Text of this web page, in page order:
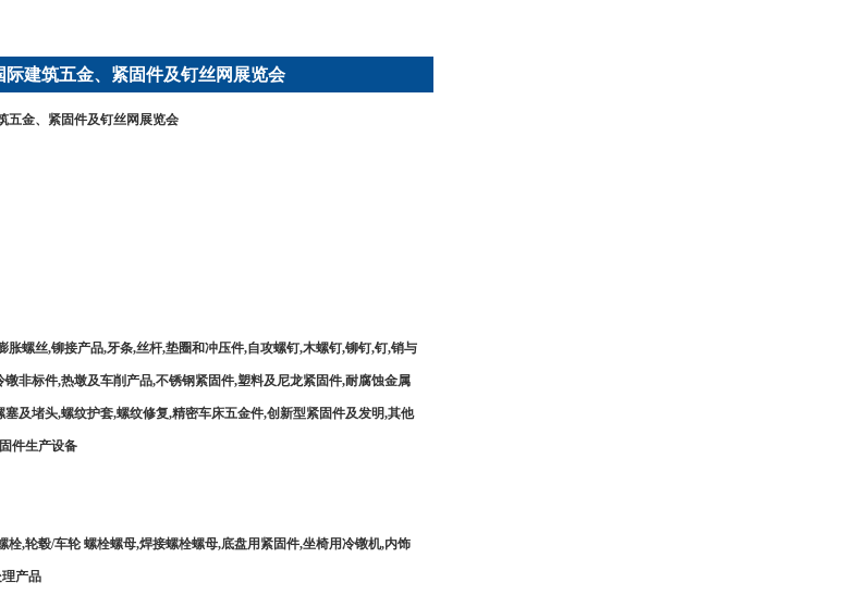
际建筑五金、紧固件及钉丝网展览会
五金、紧固件及钉丝网展览会
胀螺丝,铆接产品,牙条,丝杆,垫圈和冲压件,自攻螺钉,木螺钉,铆钉,钉,销与
非标件,热墩及车削产品,不锈钢紧固件,塑料及尼龙紧固件,耐腐蚀金属
及堵头,螺纹护套,螺纹修复,精密车床五金件,创新型紧固件及发明,其他
件生产设备
栓,轮毂/车轮 螺栓螺母,焊接螺栓螺母,底盘用紧固件,坐椅用冷镦机,内饰
产品